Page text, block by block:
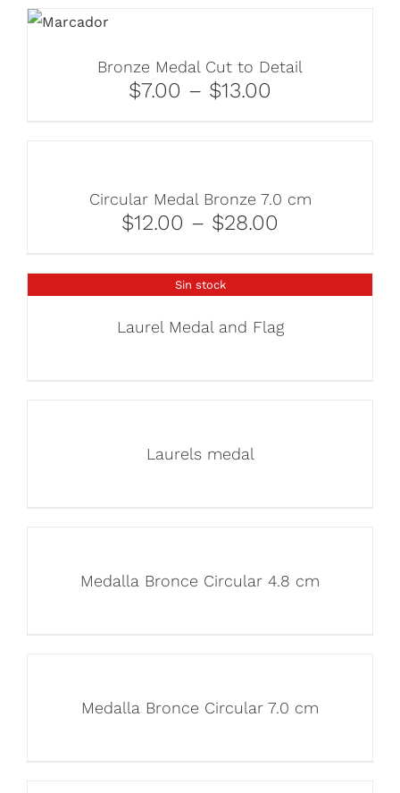
Bronze Medal Cut to Detail
$7.00 – $13.00
Circular Medal Bronze 7.0 cm
$12.00 – $28.00
Sin stock
Laurel Medal and Flag
Laurels medal
Medalla Bronce Circular 4.8 cm
Medalla Bronce Circular 7.0 cm